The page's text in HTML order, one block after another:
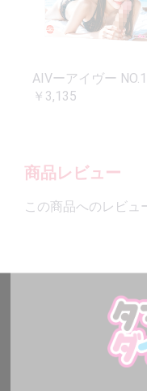
AIVーアイヴー
￥3,135
商品レビュー
この商品へのレビュ